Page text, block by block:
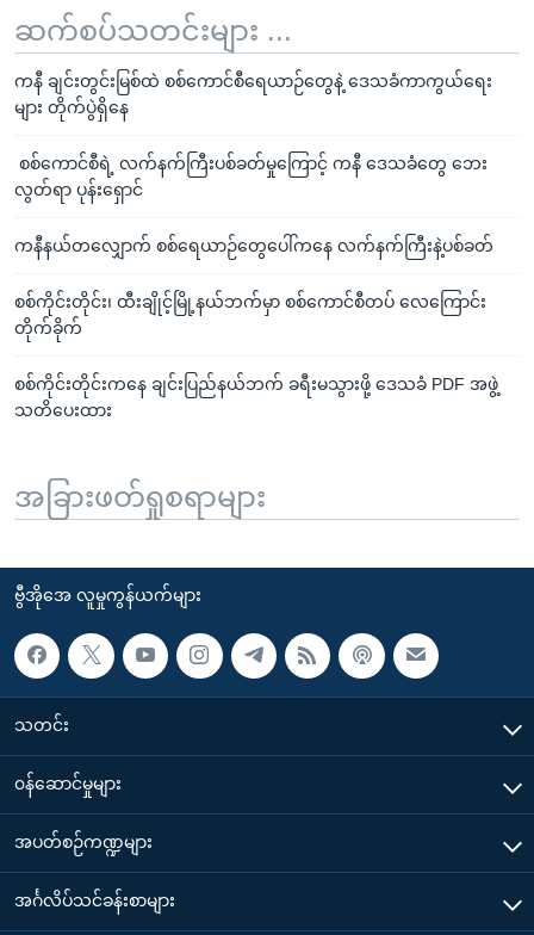
ဆက်စပ်သတင်းများ ...
ကနီ ချင်းတွင်းမြစ်ထဲ စစ်ကောင်စီရေယာဉ်တွေနဲ့ ဒေသခံကာကွယ်ရေး
များ တိုက်ပွဲရှိနေ
စစ်ကောင်စီရဲ့ လက်နက်ကြီးပစ်ခတ်မှုကြောင့် ကနီ ဒေသခံတွေ ဘေး
လွတ်ရာ ပုန်းရှောင်
ကနီနယ်တလျှောက် စစ်ရေယာဉ်တွေပေါ်ကနေ လက်နက်ကြီးနဲ့ပစ်ခတ်
စစ်ကိုင်းတိုင်း၊ ထီးချိုင့်မြို့နယ်ဘက်မှာ စစ်ကောင်စီတပ် လေကြောင်း
တိုက်ခိုက်
စစ်ကိုင်းတိုင်းကနေ ချင်းပြည်နယ်ဘက် ခရီးမသွားဖို့ ဒေသခံ PDF အဖွဲ့
သတိပေးထား
အခြားဖတ်ရှုစရာများ
ဗွီအိုအေ လူမှုကွန်ယက်များ
သတင်း
၀န်ဆောင်မှုများ
အပတ်စဉ်ကဏ္ဍများ
အင်္ဂလိပ်သင်ခန်းစာများ